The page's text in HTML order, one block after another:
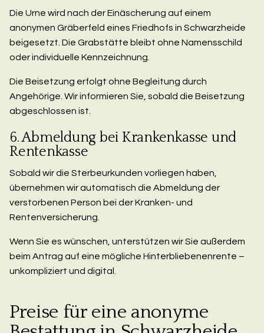
Die Urne wird nach der Einäscherung auf einem
anonymen Gräberfeld eines Friedhofs in Schwarzheide
beigesetzt. Die Grabstätte bleibt ohne Namensschild
oder individuelle Kennzeichnung.
Die Beisetzung erfolgt ohne Begleitung durch
Angehörige. Wir informieren Sie, sobald die Beisetzung
abgeschlossen ist.
6. Abmeldung bei Krankenkasse und
Rentenkasse
Sobald wir die Sterbeurkunden vorliegen haben,
übernehmen wir automatisch die Abmeldung der
verstorbenen Person bei der Kranken- und
Rentenversicherung.
Wenn Sie es wünschen, unterstützen wir Sie außerdem
beim Antrag auf eine mögliche Hinterbliebenenrente –
unkompliziert und digital.
Preise für eine anonyme